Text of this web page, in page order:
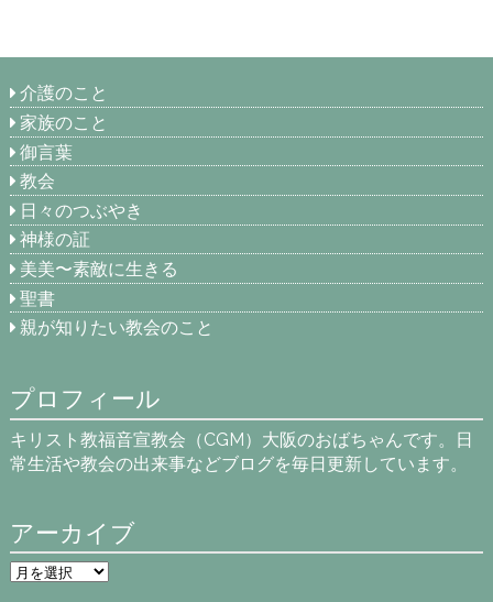
介護のこと
家族のこと
御言葉
教会
日々のつぶやき
神様の証
美美〜素敵に生きる
聖書
親が知りたい教会のこと
プロフィール
キリスト教福音宣教会（CGM）大阪のおばちゃんです。日
常生活や教会の出来事などブログを毎日更新しています。
アーカイブ
ア
ー